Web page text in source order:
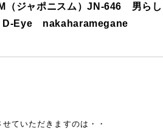
（ジャポニスム）JN-646 男らし
Eye nakaharamegane
ていただきますのは・・